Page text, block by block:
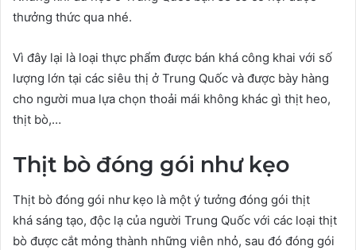
thưởng thức qua nhé.
Vì đây lại là loại thực phẩm được bán khá công khai với số
lượng lớn tại các siêu thị ở Trung Quốc và được bày hàng
cho người mua lựa chọn thoải mái không khác gì thịt heo,
thịt bò,…
Thịt bò đóng gói như kẹo
Thịt bò đóng gói như kẹo là một ý tưởng đóng gói thịt
khá sáng tạo, độc lạ của người Trung Quốc với các loại thịt
bò được cắt mỏng thành những viên nhỏ, sau đó đóng gói